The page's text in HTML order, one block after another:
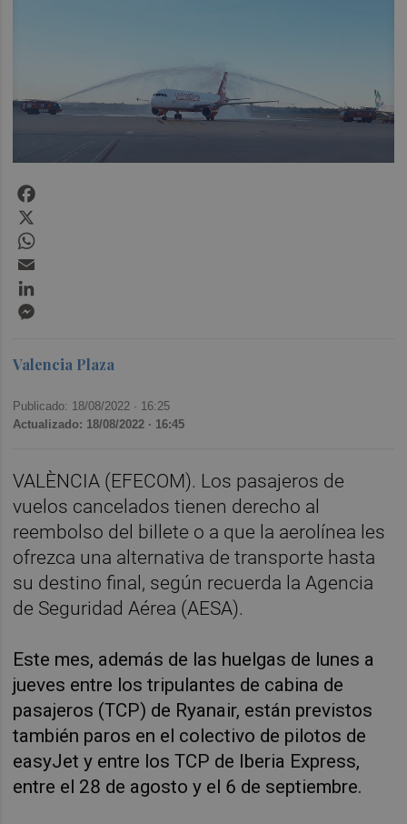
Valencia Plaza
Publicado: 18/08/2022 · 16:25
Actualizado: 18/08/2022 · 16:45
VALÈNCIA (EFECOM). Los pasajeros de
vuelos cancelados tienen derecho al
reembolso del billete o a que la aerolínea les
ofrezca una alternativa de transporte hasta
su destino final, según recuerda la Agencia
de Seguridad Aérea (AESA).
Este mes, además de las huelgas de lunes a
jueves entre los tripulantes de cabina de
pasajeros (TCP) de Ryanair, están previstos
también paros en el colectivo de pilotos de
easyJet y entre los TCP de Iberia Express,
entre el 28 de agosto y el 6 de septiembre.